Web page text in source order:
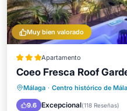
Muy bien valorado
Apartamento
Coeo Fresca Roof
Málaga · Centro histórico de
9.6 Excepcional(118 Reseñas)
Desayuno
Aire acondicionado